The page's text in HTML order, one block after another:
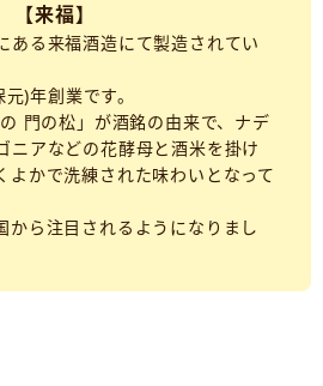
【来福】
ある来福酒造にて製造されてい
)年創業です。
門の松」が酒銘の由来で、ナデ
ニアなどの花酵母と酒米を掛け
よかで洗練された味わいとなって
から注目されるようになりまし